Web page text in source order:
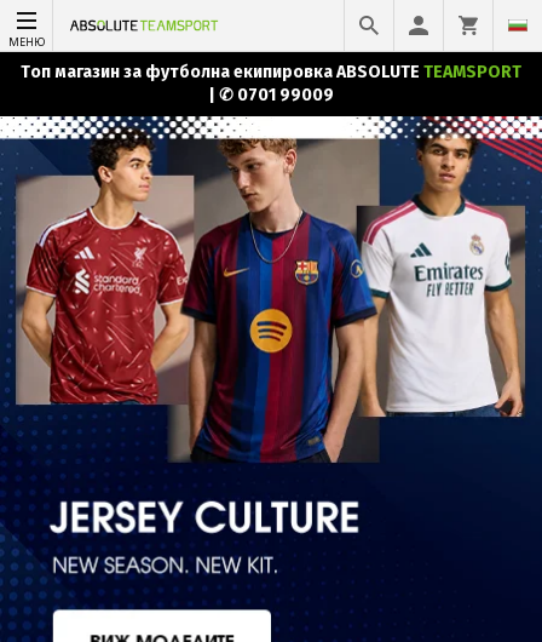
МЕНЮ
Tоп магазин за футболна екипировка ABSOLUTE TEAMSPORT
✆ 0701 99009